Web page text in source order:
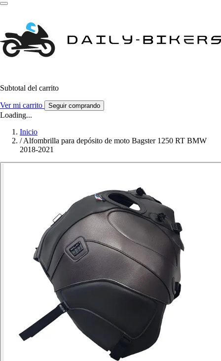
Subtotal del carrito
Ver mi carrito Seguir comprando
Loading...
Inicio
/ Alfombrilla para depósito de moto Bagster 1250 RT BMW
2018-2021